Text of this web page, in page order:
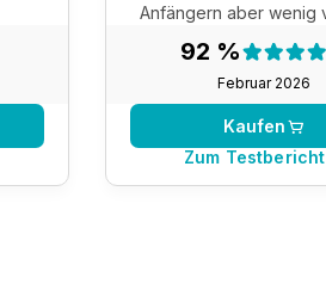
Anfängern aber wenig
92 %
Februar 2026
92 %
Kaufen
Zum Testbericht